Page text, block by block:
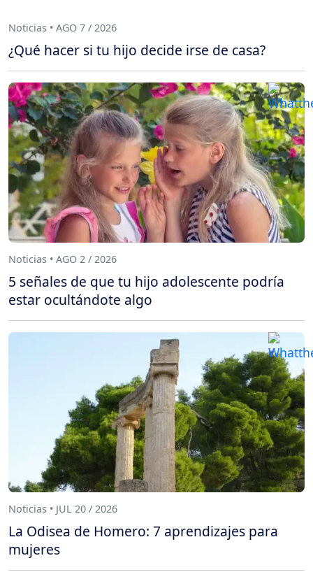
Noticias • AGO 7 / 2026
¿Qué hacer si tu hijo decide irse de casa?
Noticias • AGO 2 / 2026
5 señales de que tu hijo adolescente podría
estar ocultándote algo
Noticias • JUL 20 / 2026
La Odisea de Homero: 7 aprendizajes para
mujeres